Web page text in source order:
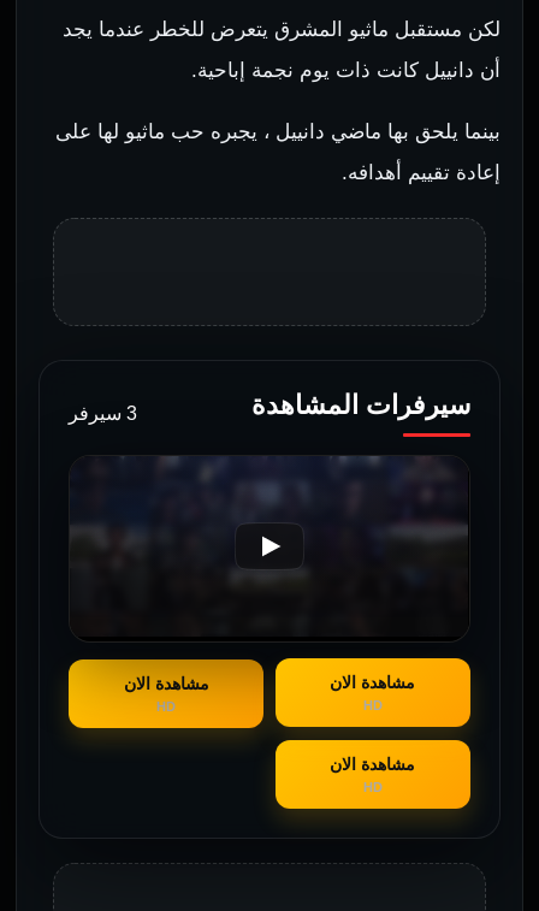
لكن مستقبل ماثيو المشرق يتعرض للخطر عندما يجد
أن دانييل كانت ذات يوم نجمة إباحية.
بينما يلحق بها ماضي دانييل ، يجبره حب ماثيو لها على
إعادة تقييم أهدافه.
سيرفرات المشاهدة 3 سيرفر
مشاهدة الان
HD
مشاهدة الان
HD
مشاهدة الان
HD